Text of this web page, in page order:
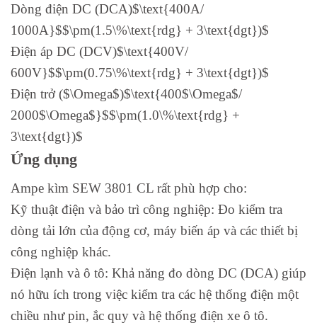
Dòng điện DC (DCA)$\text{400A/
1000A}$$\pm(1.5\%\text{rdg} + 3\text{dgt})$
Điện áp DC (DCV)$\text{400V/
600V}$$\pm(0.75\%\text{rdg} + 3\text{dgt})$
Điện trở ($\Omega$)$\text{400$\Omega$/
2000$\Omega$}$$\pm(1.0\%\text{rdg} +
3\text{dgt})$
Ứng dụng
Ampe kìm SEW 3801 CL rất phù hợp cho:
Kỹ thuật điện và bảo trì công nghiệp: Đo kiểm tra
dòng tải lớn của động cơ, máy biến áp và các thiết bị
công nghiệp khác.
Điện lạnh và ô tô: Khả năng đo dòng DC (DCA) giúp
nó hữu ích trong việc kiểm tra các hệ thống điện một
chiều như pin, ắc quy và hệ thống điện xe ô tô.